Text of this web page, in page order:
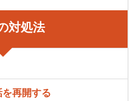
対処法
再開する